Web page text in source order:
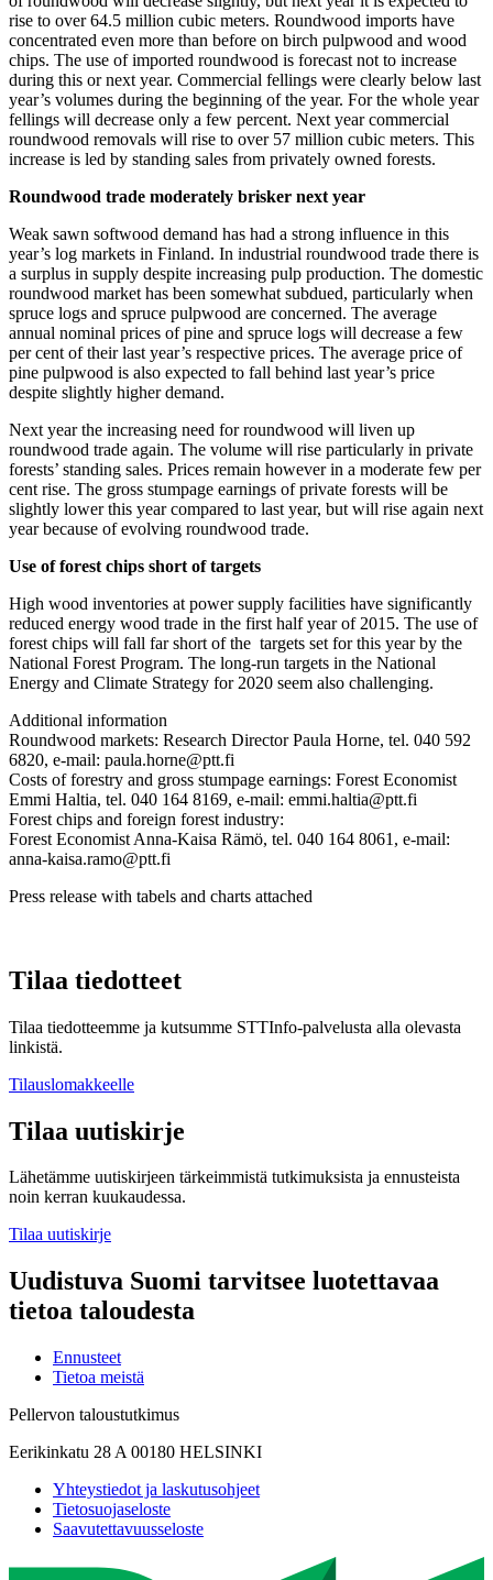
rise to over 64.5 million cubic meters. Roundwood imports have
concentrated even more than before on birch pulpwood and wood
chips. The use of imported roundwood is forecast not to increase
during this or next year. Commercial fellings were clearly below last
year’s volumes during the beginning of the year. For the whole year
fellings will decrease only a few percent. Next year commercial
roundwood removals will rise to over 57 million cubic meters. This
increase is led by standing sales from privately owned forests.
Roundwood trade moderately brisker next year
Weak sawn softwood demand has had a strong influence in this
year’s log markets in Finland. In industrial roundwood trade there is
a surplus in supply despite increasing pulp production. The domestic
roundwood market has been somewhat subdued, particularly when
spruce logs and spruce pulpwood are concerned. The average
annual nominal prices of pine and spruce logs will decrease a few
per cent of their last year’s respective prices. The average price of
pine pulpwood is also expected to fall behind last year’s price
despite slightly higher demand.
Next year the increasing need for roundwood will liven up
roundwood trade again. The volume will rise particularly in private
forests’ standing sales. Prices remain however in a moderate few per
cent rise. The gross stumpage earnings of private forests will be
slightly lower this year compared to last year, but will rise again next
year because of evolving roundwood trade.
Use of forest chips short of targets
High wood inventories at power supply facilities have significantly
reduced energy wood trade in the first half year of 2015. The use of
forest chips will fall far short of the targets set for this year by the
National Forest Program. The long-run targets in the National
Energy and Climate Strategy for 2020 seem also challenging.
Additional information
Roundwood markets: Research Director Paula Horne, tel. 040 592
6820, e-mail: paula.horne@ptt.fi
Costs of forestry and gross stumpage earnings: Forest Economist
Emmi Haltia, tel. 040 164 8169, e-mail: emmi.haltia@ptt.fi
Forest chips and foreign forest industry:
Forest Economist Anna-Kaisa Rämö, tel. 040 164 8061, e-mail:
anna-kaisa.ramo@ptt.fi
Press release with tabels and charts attached
Tilaa tiedotteet
Tilaa tiedotteemme ja kutsumme STTInfo-palvelusta alla olevasta
linkistä.
Tilauslomakkeelle
Tilaa uutiskirje
Lähetämme uutiskirjeen tärkeimmistä tutkimuksista ja ennusteista
noin kerran kuukaudessa.
Tilaa uutiskirje
Uudistuva Suomi tarvitsee luotettavaa
tietoa taloudesta
Ennusteet
Tietoa meistä
Pellervon taloustutkimus
Eerikinkatu 28 A 00180 HELSINKI
Yhteystiedot ja laskutusohjeet
Tietosuojaseloste
Saavutettavuusseloste